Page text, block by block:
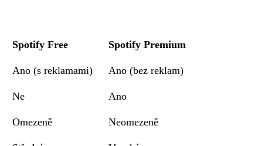
Spotify Free Spotify Premium
Ano (s reklamami) Ano (bez reklam)
Ne Ano
Omezeně Neomezeně